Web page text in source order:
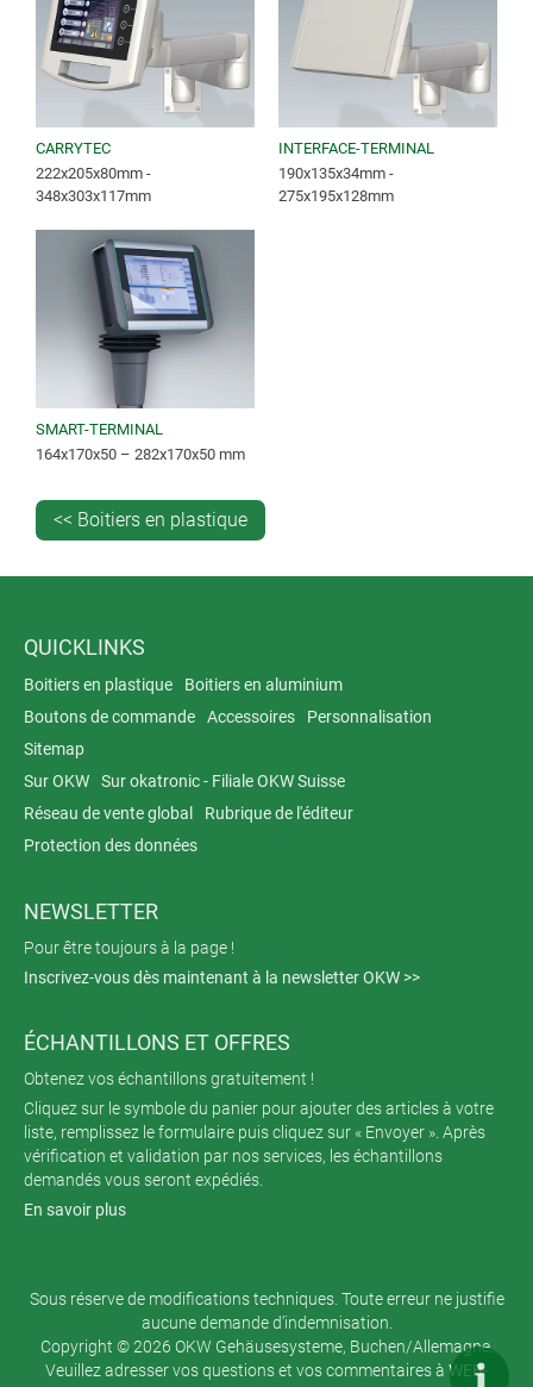
CARRYTEC
222x205x80mm -
348x303x117mm
INTERFACE-TERMINAL
190x135x34mm -
275x195x128mm
SMART-TERMINAL
164x170x50 – 282x170x50 mm
<< Boitiers en plastique
QUICKLINKS
Boitiers en plastique
Boitiers en aluminium
Boutons de commande
Accessoires
Personnalisation
Sitemap
Sur OKW
Sur okatronic - Filiale OKW Suisse
Réseau de vente global
Rubrique de l'éditeur
Protection des données
NEWSLETTER
Pour être toujours à la page !
Inscrivez-vous dès maintenant à la newsletter OKW >>
ÉCHANTILLONS ET OFFRES
Obtenez vos échantillons gratuitement !
Cliquez sur le symbole du panier pour ajouter des articles à votre
liste, remplissez le formulaire puis cliquez sur « Envoyer ». Après
vérification et validation par nos services, les échantillons
demandés vous seront expédiés.
En savoir plus
Sous réserve de modifications techniques. Toute erreur ne justifie
aucune demande d’indemnisation.
Copyright © 2026 OKW Gehäusesysteme, Buchen/Allemagne.
Veuillez adresser vos questions et vos commentaires à WEB-